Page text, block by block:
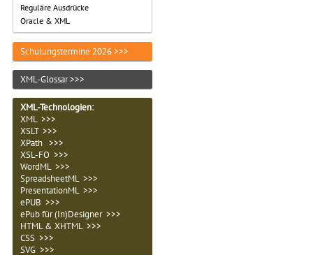
Reguläre Ausdrücke
Oracle & XML
Schulungstermine 2026 >>>
XML-Glossar >>>
XML-Technologien:
XML >>>
XSLT >>>
XPath >>>
XSL-FO >>>
WordML >>>
SpreadsheetML >>>
PresentationML >>>
ePUB >>>
ePub für (In)Designer >>>
HTML & XHTML >>>
CSS >>>
SVG >>>